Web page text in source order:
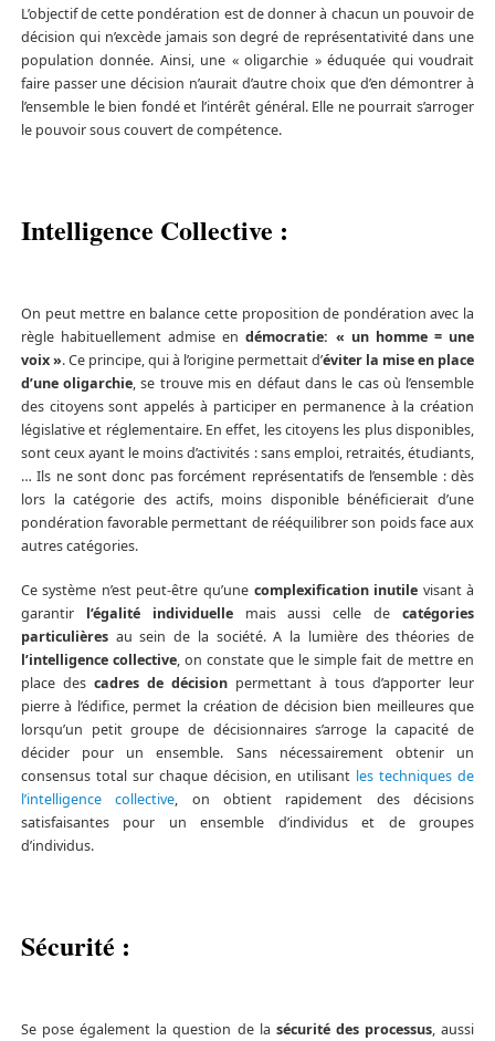
L’objectif de cette pondération est de donner à chacun un pouvoir de
décision qui n’excède jamais son degré de représentativité dans une
population donnée. Ainsi, une « oligarchie » éduquée qui voudrait
faire passer une décision n’aurait d’autre choix que d’en démontrer à
l’ensemble le bien fondé et l’intérêt général. Elle ne pourrait s’arroger
le pouvoir sous couvert de compétence.
Intelligence Collective :
On peut mettre en balance cette proposition de pondération avec la
règle habituellement admise endémocratie: « un homme = une
voix ». Ce principe, qui à l’origine permettait d’éviter la mise en place
d’une oligarchie, se trouve mis en défaut dans le cas où l’ensemble
des citoyens sont appelés à participer en permanence à la création
législative et réglementaire. En effet, les citoyens les plus disponibles,
sont ceux ayant le moins d’activités : sans emploi, retraités, étudiants,
… Ils ne sont donc pas forcément représentatifs de l’ensemble : dès
lors la catégorie des actifs, moins disponible bénéficierait d’une
pondération favorable permettant de rééquilibrer son poids face aux
autres catégories.
Ce système n’est peut-être qu’une complexification inutile visant à
garantir l’égalité individuellemais aussi celle de catégories
particulièresau sein de la société. A la lumière des théories de
l’intelligence collective, on constate que le simple fait de mettre en
place des cadres de décision permettant à tous d’apporter leur
pierre à l’édifice, permet la création de décision bien meilleures que
lorsqu’un petit groupe de décisionnaires s’arroge la capacité de
décider pour un ensemble. Sans nécessairement obtenir un
consensus total sur chaque décision, en utilisant les techniques de
l’intelligence collective, on obtient rapidement des décisions
satisfaisantes pour un ensemble d’individus et de groupes
d’individus.
Sécurité :
Se pose également la question de la sécurité des processus, aussi